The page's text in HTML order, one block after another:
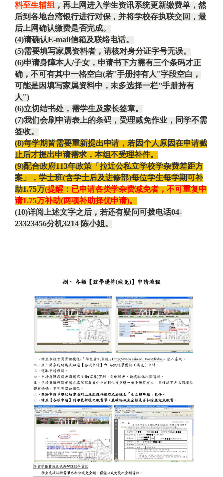
料至生辅组 ，再上网进入学生资讯系统更新缴费单，然
后到各地台湾银行进行对保，并将学校存执联交回，最
后上网确认缴费是否完成。
(4)请确认E-mail信箱及联络电话。
(5)需要填写家属资料者，请核对身分证字号无误。
(6)申请身障本人/子女，申请书下方需有三个条码才正
确，不可有其中一格空白(若''手册持有人''字段空白，
可能是因填写家属资料中，未多选择一栏''手册持有
人'')
(6)立切结书处，需学生及家长签章。
(7)我们会刷申请表上的条码，受理减免作业，同学不需
签收。
(8)每学期皆需要重新提出申请，若因个人原因在申请截
止后才提出申请需求，本组不受理补件。
(9)配合政府113年政策「拉近公私立学校学杂费差距方
案」，学士班(含学士后及进修部)每位学生每学期可补
助1.75万(提醒：已申请各类学杂费减免者，不可重复申
请1.75万补助(两项补助择优申请)。
(10)详阅上述文字之后，若还有疑问可拨电话04-
23323456分机3214 陈小姐。